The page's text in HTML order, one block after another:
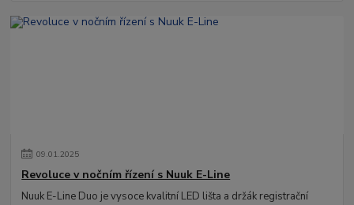
09.01.2025
Revoluce v nočním řízení s Nuuk E-Line
Nuuk E-Line Duo je vysoce kvalitní LED lišta a držák registrační